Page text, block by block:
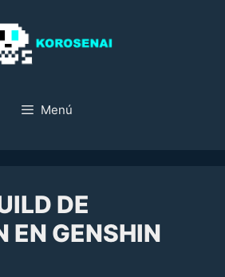
Menú
DE
EN GENSHIN